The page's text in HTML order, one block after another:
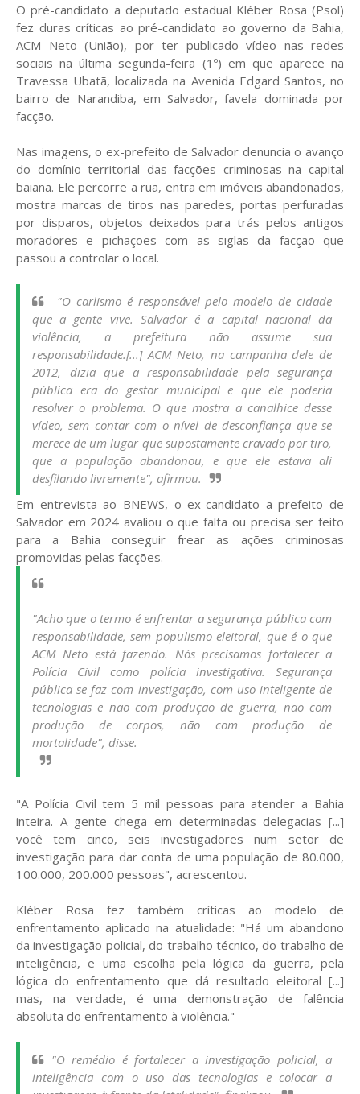
O pré-candidato a deputado estadual Kléber Rosa (Psol)
fez duras críticas ao pré-candidato ao governo da Bahia,
ACM Neto (União), por ter publicado vídeo nas redes
sociais na última segunda-feira (1º) em que aparece na
Travessa Ubatã, localizada na Avenida Edgard Santos, no
bairro de Narandiba, em Salvador, favela dominada por
facção.
Nas imagens, o ex-prefeito de Salvador denuncia o avanço
do domínio territorial das facções criminosas na capital
baiana. Ele percorre a rua, entra em imóveis abandonados,
mostra marcas de tiros nas paredes, portas perfuradas
por disparos, objetos deixados para trás pelos antigos
moradores e pichações com as siglas da facção que
passou a controlar o local.
"O carlismo é responsável pelo modelo de cidade
que a gente vive. Salvador é a capital nacional da
violência, a prefeitura não assume sua
responsabilidade.[...] ACM Neto, na campanha dele de
2012, dizia que a responsabilidade pela segurança
pública era do gestor municipal e que ele poderia
resolver o problema. O que mostra a canalhice desse
vídeo, sem contar com o nível de desconfiança que se
merece de um lugar que supostamente cravado por tiro,
que a população abandonou, e que ele estava ali
desfilando livremente", afirmou.
Em entrevista ao BNEWS, o ex-candidato a prefeito de
Salvador em 2024 avaliou o que falta ou precisa ser feito
para a Bahia conseguir frear as ações criminosas
promovidas pelas facções.
"Acho que o termo é enfrentar a segurança pública com
responsabilidade, sem populismo eleitoral, que é o que
ACM Neto está fazendo. Nós precisamos fortalecer a
Polícia Civil como polícia investigativa. Segurança
pública se faz com investigação, com uso inteligente de
tecnologias e não com produção de guerra, não com
produção de corpos, não com produção de
mortalidade", disse.
"A Polícia Civil tem 5 mil pessoas para atender a Bahia
inteira. A gente chega em determinadas delegacias [...]
você tem cinco, seis investigadores num setor de
investigação para dar conta de uma população de 80.000,
100.000, 200.000 pessoas", acrescentou.
Kléber Rosa fez também críticas ao modelo de
enfrentamento aplicado na atualidade: "Há um abandono
da investigação policial, do trabalho técnico, do trabalho de
inteligência, e uma escolha pela lógica da guerra, pela
lógica do enfrentamento que dá resultado eleitoral [...]
mas, na verdade, é uma demonstração de falência
absoluta do enfrentamento à violência."
"O remédio é fortalecer a investigação policial, a
inteligência com o uso das tecnologias e colocar a